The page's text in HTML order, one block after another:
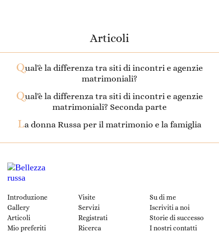
Articoli
Qual'è la differenza tra siti di incontri e agenzie
matrimoniali?
Qual'è la differenza tra siti di incontri e agenzie
matrimoniali? Seconda parte
La donna Russa per il matrimonio e la famiglia
Introduzione
Gallery
Articoli
Mio preferiti
Visite
Servizi
Registrati
Ricerca
Su di me
Iscriviti a noi
Storie di successo
I nostri contatti